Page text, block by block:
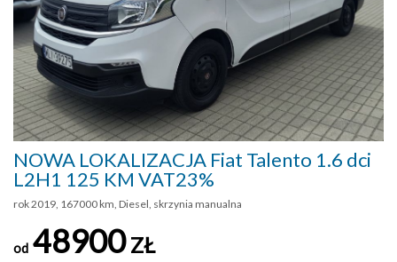
NOWA LOKALIZACJA Fiat Talento 1.6 dci
L2H1 125 KM VAT23%
rok 2019, 167000 km, Diesel, skrzynia manualna
od 48900ZŁ